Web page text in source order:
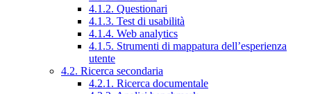
4.1.2. Questionari
4.1.3. Test di usabilità
4.1.4. Web analytics
4.1.5. Strumenti di mappatura dell’esperienza
utente
4.2. Ricerca secondaria
4.2.1. Ricerca documentale